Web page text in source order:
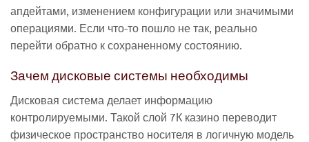
апдейтами, изменением конфигурации или значимыми
операциями. Если что-то пошло не так, реально
перейти обратно к сохраненному состоянию.
Зачем дисковые системы необходимы
Дисковая система делает информацию
контролируемыми. Такой слой 7К казино переводит
физическое пространство носителя в логичную модель